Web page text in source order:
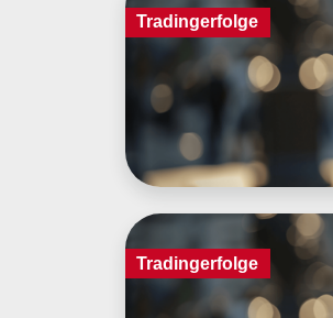
Tradingerfolge
Tradingerfolge